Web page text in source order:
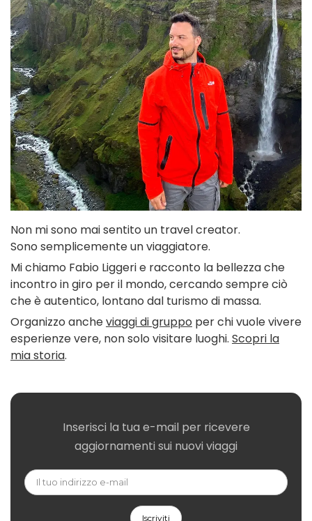
Non mi sono mai sentito un travel creator.
Sono semplicemente un viaggiatore.
Mi chiamo Fabio Liggeri e racconto la bellezza che
incontro in giro per il mondo, cercando sempre ciò
che è autentico, lontano dal turismo di massa.
Organizzo ancheviaggi di gruppo per chi vuole vivere
esperienze vere, non solo visitare luoghi. Scopri la
mia storia.
Inserisci la tua e-mail per ricevere
aggiornamenti sui nuovi viaggi